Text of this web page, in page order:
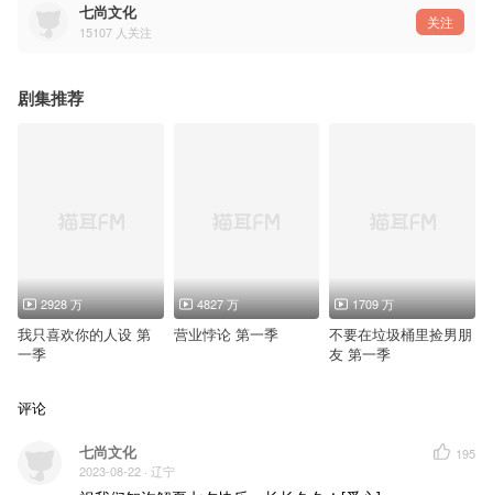
七尚文化
15107 人关注
关注
剧集推荐
2928 万
我只喜欢你的人设 第
一季
4827 万
营业悖论 第一季
1709 万
不要在垃圾桶里捡男朋
友 第一季
评论
七尚文化
2023-08-22 · 辽宁
195